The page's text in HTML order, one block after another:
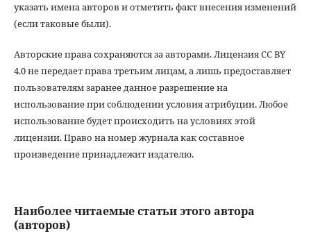
указать имена авторов и отметить факт внесения изменений
(если таковые были).
Авторские права сохраняются за авторами. Лицензия CC BY
4.0 не передает права третьим лицам, а лишь предоставляет
пользователям заранее данное разрешение на
использование при соблюдении условия атрибуции. Любое
использование будет происходить на условиях этой
лицензии. Право на номер журнала как составное
произведение принадлежит издателю.
Наиболее читаемые статьи этого автора
(авторов)